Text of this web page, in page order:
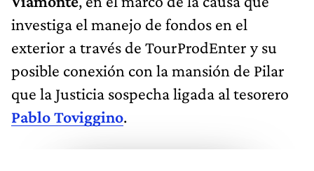
investiga el manejo de fondos en el
exterior a través de TourProdEnter y su
posible conexión con la mansión de Pilar
que la Justicia sospecha ligada al tesorero
Pablo Toviggino.